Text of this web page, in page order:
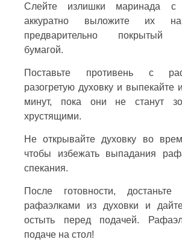
Слейте излишки маринада
аккуратно выложите их на
предварительно покрытый
бумагой.
Поставьте противень с
разогретую духовку и выпекайте
минут, пока они не станут
хрустящими.
Не открывайте духовку во
чтобы избежать выпадания
спекания.
После готовности,
рафаэлками из духовки и
остыть перед подачей.
подаче на стол!